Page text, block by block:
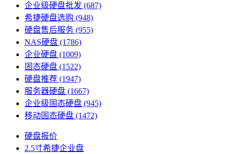
企业级硬盘批发 (687)
希捷硬盘选购 (948)
硬盘售后服务 (955)
NAS硬盘 (1786)
企业硬盘 (1009)
固态硬盘 (1522)
硬盘推荐 (1947)
服务器硬盘 (1667)
企业级固态硬盘 (945)
移动固态硬盘 (1472)
硬盘报价
2.5寸希捷企业盘